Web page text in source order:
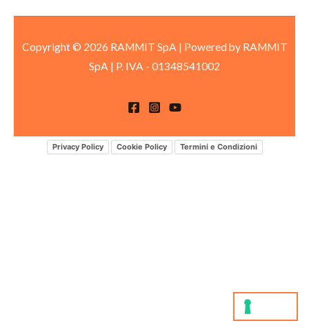
Copyright © 2026 RAMMIT SpA | Powered by RAMMIT
SpA | P. IVA - 01348541002
Privacy Policy Cookie Policy Termini e Condizioni